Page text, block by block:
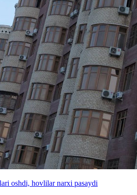
oshdi, hovlilar narxi pasaydi